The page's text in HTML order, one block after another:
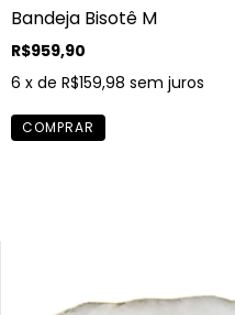
Bandeja Bisotê M
R$959,90
6 x de R$159,98 sem juros